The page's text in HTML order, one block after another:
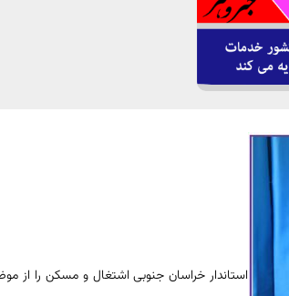
استاندار خراسان جنوبی اشتغال و مسکن را